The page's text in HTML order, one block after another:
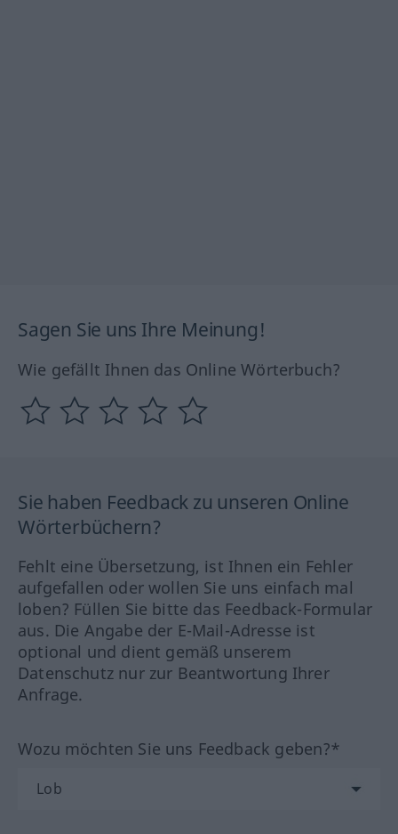
Sagen Sie uns Ihre Meinung!
Wie gefällt Ihnen das Online Wörterbuch?
Sie haben Feedback zu unseren Online
Wörterbüchern?
Fehlt eine Übersetzung, ist Ihnen ein Fehler
aufgefallen oder wollen Sie uns einfach mal
loben? Füllen Sie bitte das Feedback-Formular
aus. Die Angabe der E-Mail-Adresse ist
optional und dient gemäß unserem
Datenschutz nur zur Beantwortung Ihrer
Anfrage.
Wozu möchten Sie uns Feedback geben?*